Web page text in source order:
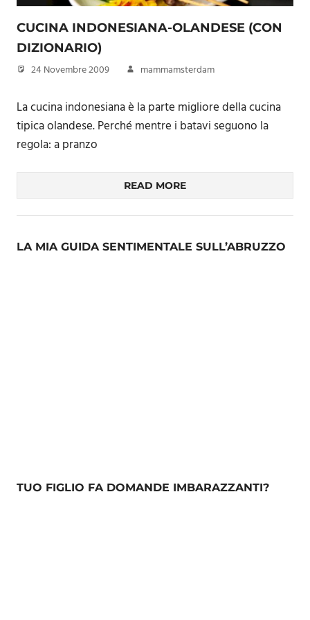
CUCINA INDONESIANA-OLANDESE (CON
DIZIONARIO)
24 Novembre 2009 mammamsterdam
La cucina indonesiana è la parte migliore della cucina
tipica olandese. Perché mentre i batavi seguono la
regola: a pranzo
READ MORE
LA MIA GUIDA SENTIMENTALE SULL’ABRUZZO
TUO FIGLIO FA DOMANDE IMBARAZZANTI?